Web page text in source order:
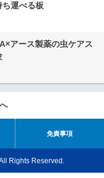
運べる板
アース製薬の虫ケアス
免責事項
Rights Reserved.